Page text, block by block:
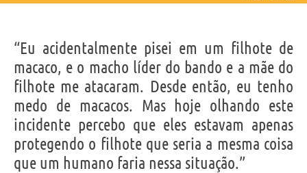
“Eu acidentalmente pisei em um filhote de
macaco, e o macho líder do bando e a mãe do
filhote me atacaram. Desde então, eu tenho
medo de macacos. Mas hoje olhando este
incidente percebo que eles estavam apenas
protegendo o filhote que seria a mesma coisa
que um humano faria nessa situação.”